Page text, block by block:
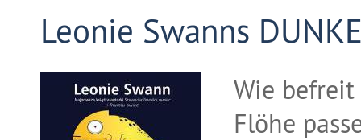
Leonie Swanns
Wie
Flöhe